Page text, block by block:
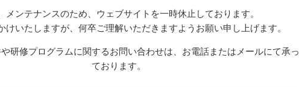
メンテナンスのため、ウェブサイトを一時休止しております。
けいたしますが、何卒ご理解いただきますようお願い申し上げます。
研修プログラムに関するお問い合わせは、お電話またはメールにて承っ
ております。